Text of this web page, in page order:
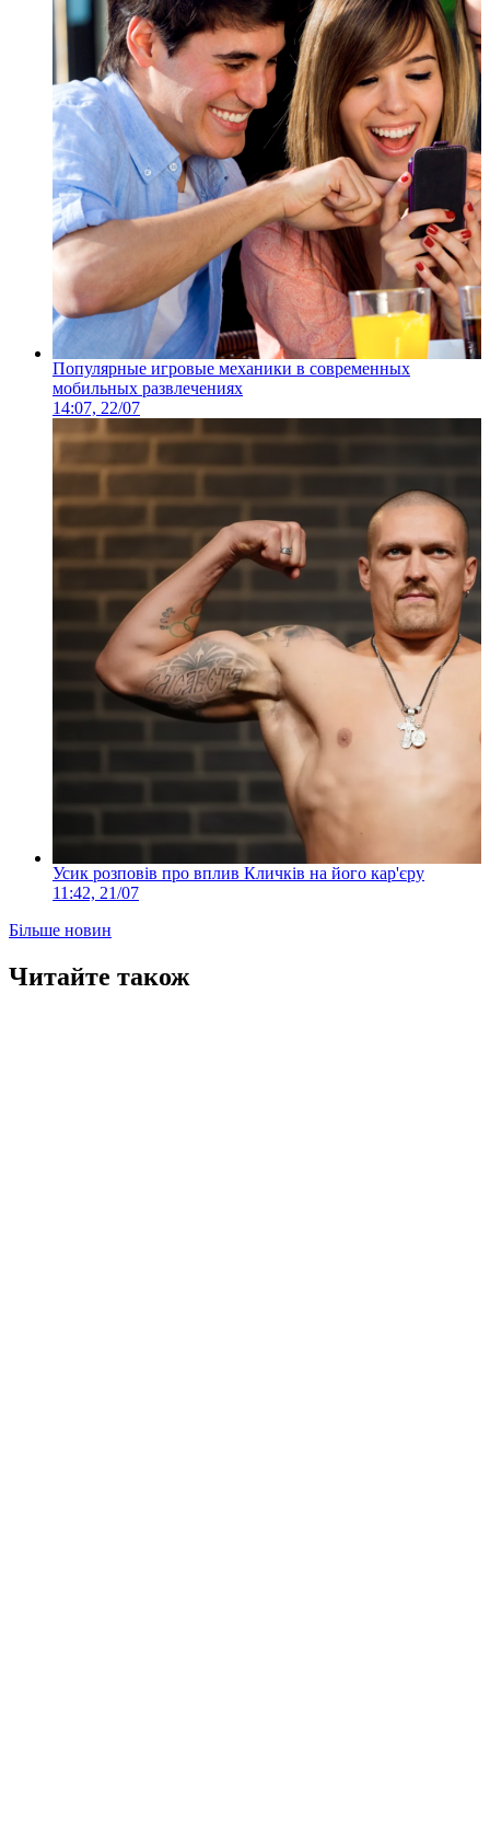
Популярные игровые механики в современных
мобильных развлечениях
14:07, 22/07
Усик розповів про вплив Кличків на його кар'єру
11:42, 21/07
Більше новин
Читайте також